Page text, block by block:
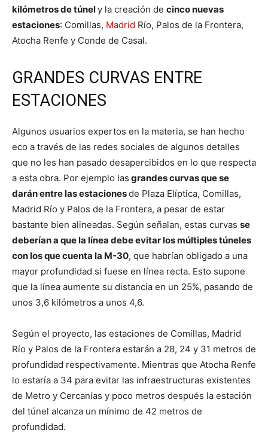
kilómetros de túnely la creación de cinco nuevas
estaciones: Comillas, Madrid Río, Palos de la Frontera,
Atocha Renfe y Conde de Casal.
GRANDES CURVAS ENTRE
ESTACIONES
Algunos usuarios expertos en la materia, se han hecho
eco a través de las redes sociales de algunos detalles
que no les han pasado desapercibidos en lo que respecta
a esta obra. Por ejemplo las grandes curvas que se
darán entre las estacionesde Plaza Elíptica, Comillas,
Madrid Río y Palos de la Frontera, a pesar de estar
bastante bien alineadas. Según señalan, estas curvas se
deberían a que la línea debe evitar los múltiples túneles
con los que cuenta la M-30, que habrían obligado a una
mayor profundidad si fuese en línea recta. Esto supone
que la línea aumente su distancia en un 25%, pasando de
unos 3,6 kilómetros a unos 4,6.
Según el proyecto, las estaciones de Comillas, Madrid
Río y Palos de la Frontera estarán a 28, 24 y 31 metros de
profundidad respectivamente. Mientras que Atocha Renfe
lo estaría a 34 para evitar las infraestructuras existentes
de Metro y Cercanías y poco metros después la estación
del túnel alcanza un mínimo de 42 metros de
profundidad.